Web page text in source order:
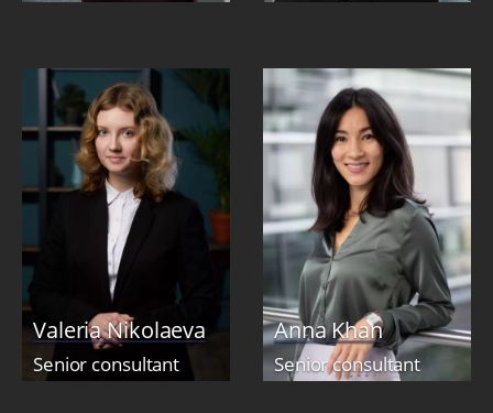
Valeria Nikolaeva
Senior consultant
Anna Khan
Senior сonsultant